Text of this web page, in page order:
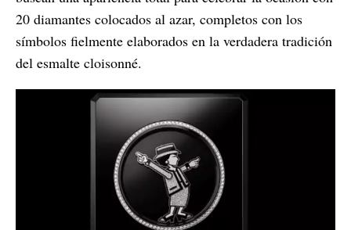
20 diamantes colocados al azar, completos con los
símbolos fielmente elaborados en la verdadera tradición
del esmalte cloisonné.